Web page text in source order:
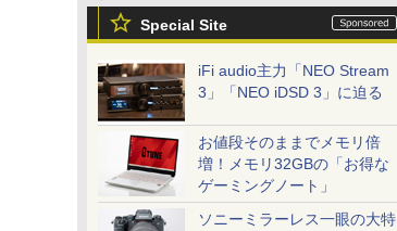
Special Site
iFi audio主力「NEO Stream
3」「NEO iDSD 3」に迫る
お値段そのままでメモリ倍
増！メモリ32GBの「お得な
ゲーミングノート」
ソニーミラーレス一眼の大特